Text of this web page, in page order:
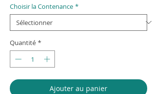
Choisir la Contenance *
Quantité *
Ajouter au panier